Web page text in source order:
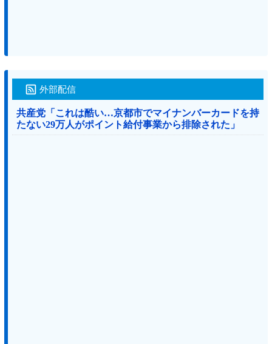
外部配信
共産党「これは酷い…京都市でマイナンバーカードを持
たない29万人がポイント給付事業から排除された」